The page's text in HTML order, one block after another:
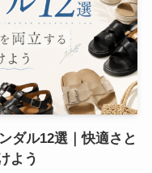
ダル12選｜快適さと
よう